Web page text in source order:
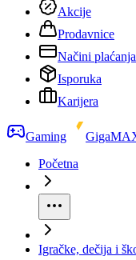
Akcije
Prodavnice
Načini plaćanja
Isporuka
Karijera
Gaming
Početna
Igračke, dečija i